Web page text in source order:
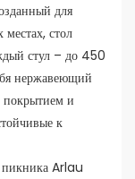
для
стол
стул – до 450
нержавеющий
покрытием и
к
пикника Arlau